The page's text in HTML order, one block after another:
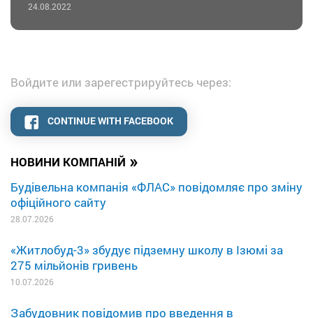
НОВИНИ КОМПАНІЙ »
Будівельна компанія «ФЛАС» повідомляє про зміну
офіційного сайту
28.07.2026
«Житлобуд-3» збудує підземну школу в Ізюмі за
275 мільйонів гривень
10.07.2026
Забудовник повідомив про введення в
24.08.2022
Войдите или зарегестрируйтесь через:
CONTINUE WITH FACEBOOK